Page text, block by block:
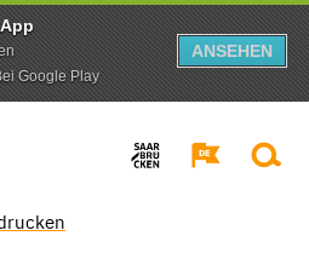
Google Play
ANSEHEN